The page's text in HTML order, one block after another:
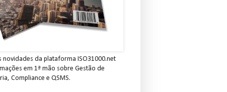
novidades da plataforma ISO31000.net
em 1ª mão sobre Gestão de
C omp lian ce e QSMS.